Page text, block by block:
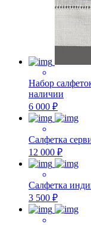
Набор
наличии
6 000 ₽
Салфетка
12 000 ₽
Салфетка
3 500 ₽